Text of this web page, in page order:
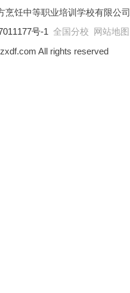
烹饪中等职业培训学校有限公司
号-1 全国分校 网站地图
All rights reserved